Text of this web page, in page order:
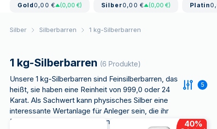
Gold0,00 € (0,00 €) Silber0,00 € (0,00 €) Platin
Silber Silberbarren 1 kg-Silberbarren
1 kg-Silberbarren (6 Produkte)
Unsere 1 kg-Silberbarren sind Feinsilberbarren, das
heißt, sie haben eine Reinheit von 999,0 oder 24
Karat. Als Sachwert kann physisches Silber eine
interessante Wertanlage für Anleger sein, die ihr
Portfolio diversifizieren wollen.
5
40%